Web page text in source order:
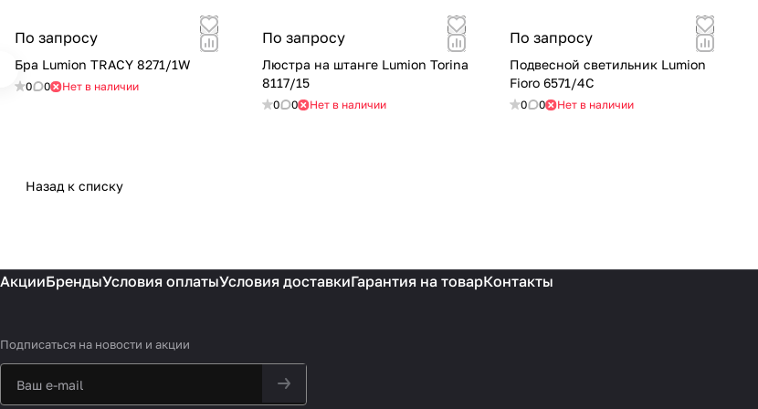
По запросу
Бра Lumion TRACY 8271/1W
0 0 Нет в наличии
По запросу
Люстра на штанге Lumion Torina
8117/15
0 0 Нет в наличии
По запросу
Подвесной светильник Lumion
Fioro 6571/4C
0 0 Нет в наличии
Назад к списку
АкцииБрендыУсловия оплатыУсловия доставкиГарантия на товарКонтакты
Подписаться на новости и акции